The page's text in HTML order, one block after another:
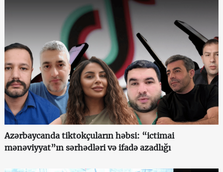
Azərbaycanda tiktokçuların həbsi: “ictimai
mənəviyyat”ın sərhədləri və ifadə azadlığı